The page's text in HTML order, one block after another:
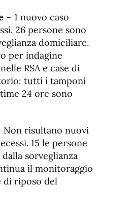
– 1 nuovo caso
26 persone sono
domiciliare.
per indagine
RSA e case di
tutti i tamponi
24 ore sono
Non risultano nuovi
15 le persone
sorveglianza
il monitoraggio
di riposo del